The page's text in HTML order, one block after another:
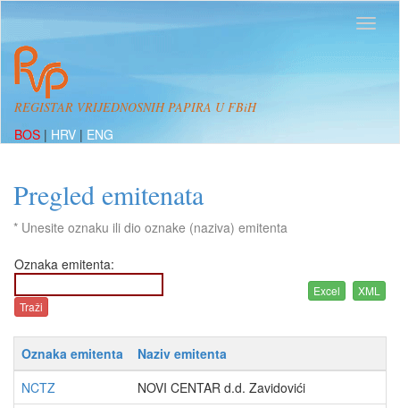
REGISTAR VRIJEDNOSNIH PAPIRA U FBiH
BOS | HRV | ENG
Pregled emitenata
* Unesite oznaku ili dio oznake (naziva) emitenta
Oznaka emitenta:
Oznaka emitenta
Naziv emitenta
NCTZ
NOVI CENTAR d.d. Zavidovići